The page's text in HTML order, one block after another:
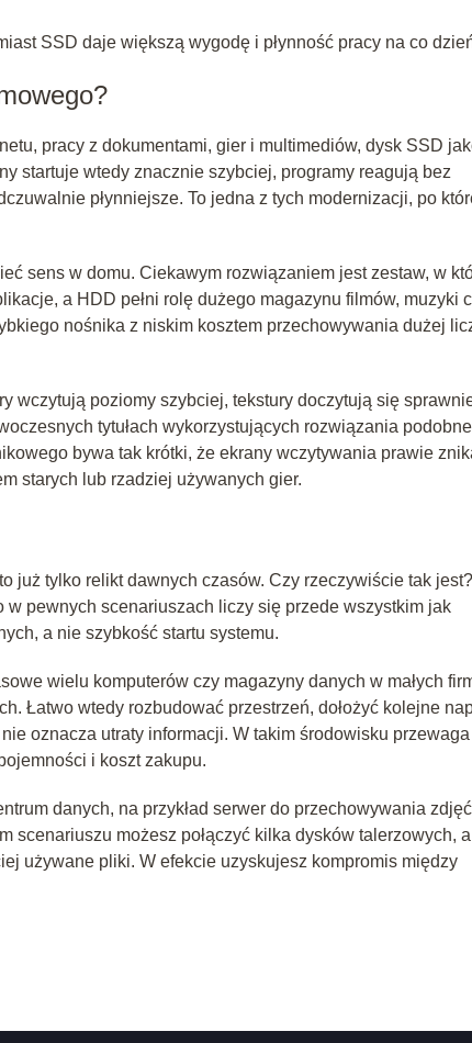
SSD daje większą wygodę i płynność pracy na co
pracy z dokumentami, gier i multimediów, dysk SSD
startuje wtedy znacznie szybciej, programy reagują bez
płynniejsze. To jedna z tych modernizacji, po
sens w domu. Ciekawym rozwiązaniem jest zestaw, w
a HDD pełni rolę dużego magazynu filmów, muzyki
nośnika z niskim kosztem przechowywania dużej
wczytują poziomy szybciej, tekstury doczytują się
tytułach wykorzystujących rozwiązania
bywa tak krótki, że ekrany wczytywania prawie
starych lub rzadziej używanych gier.
już tylko relikt dawnych czasów. Czy rzeczywiście tak
pewnych scenariuszach liczy się przede wszystkim jak
a nie szybkość startu systemu.
wielu komputerów czy magazyny danych w małych
Łatwo wtedy rozbudować przestrzeń, dołożyć kolejne
oznacza utraty informacji. W takim środowisku przewaga
i koszt zakupu.
danych, na przykład serwer do przechowywania zdjęć
scenariuszu możesz połączyć kilka dysków talerzowych,
używane pliki. W efekcie uzyskujesz kompromis między